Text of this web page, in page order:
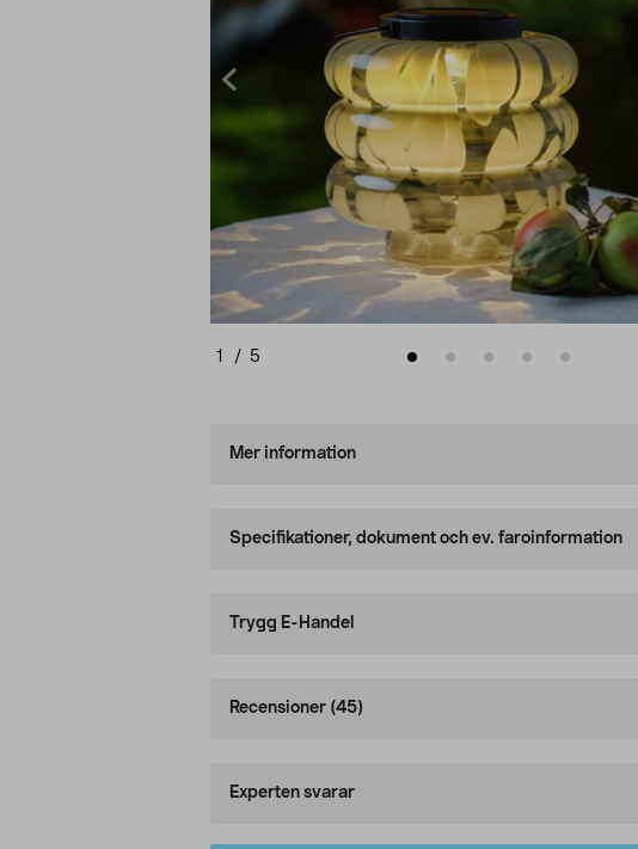
1 / 5
Mer information
Specifikationer, dokument och ev. faroinformation
Trygg E-Handel
Recensioner (45)
Experten svarar